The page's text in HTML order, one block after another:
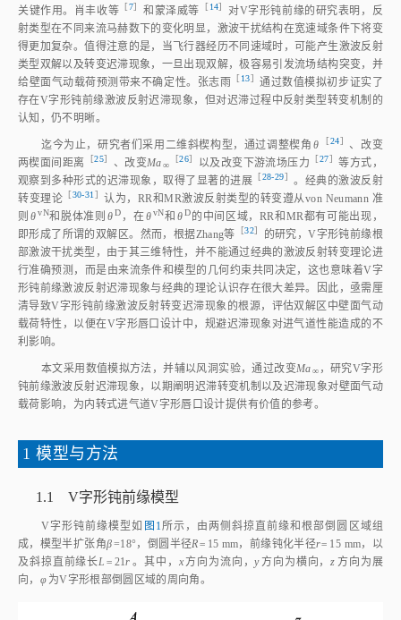
关键作用。肖丰收等 ［7］和蒙泽威等 ［ 14］ 对V字形钝前缘的研究表明，反
射类型在不同来流马赫数下的变化明显，激波干扰结构在宽速域条件下将变
得更加复杂。值得注意的是，当飞行器经历不同速域时，可能产生激波反射
类型双解以及转变迟滞现象，一旦出现双解，极容易引发流场结构突变，并
给壁面气动载荷预测带来不确定性。张志雨 ［ 13］通过数值模拟初步证实了
存在V字形钝前缘激波反射迟滞现象，但对迟滞过程中反射类型转变机制的
认知，仍不明晰。
迄今为止，研究者们采用二维斜楔构型，通过调整楔角 θ ［24］ 、改变
两楔面间距离 ［25］ 、改变Ma ∞
［26］ 以及改变下游流场压力 ［27］等方式，
观察到多种形式的迟滞现象，取得了显著的进展 ［28‑29］ 。经典的激波反射
转变理论 ［30‑31］认为，RR和MR激波反射类型的转变遵从von Neumann 准
则 θ vN和脱体准则 θ D ，在θvN和 θ D的中间区域，RR和MR都有可能出现，
即形成了所谓的双解区。然而，根据Zhang等 ［32］
的研究，V字形钝前缘根
部激波干扰类型，由于其三维特性，并不能通过经典的激波反射转变理论进
行准确预测，而是由来流条件和模型的几何约束共同决定，这也意味着V字
形钝前缘激波反射迟滞现象与经典的理论认识存在很大差异。因此，亟需厘
清导致V字形钝前缘激波反射转变迟滞现象的根源，评估双解区中壁面气动
载荷特性，以便在V字形唇口设计中，规避迟滞现象对进气道性能造成的不
利影响。
本文采用数值模拟方法，并辅以风洞实验，通过改变Ma ∞ ，研究V字形
钝前缘激波反射迟滞现象，以期阐明迟滞转变机制以及迟滞现象对壁面气动
载荷影响，为内转式进气道V字形唇口设计提供有价值的参考。
1 模型与方法
1.1 V字形钝前缘模型
V字形钝前缘模型如 图1所示，由两侧斜掠直前缘和根部倒圆区域组
成，模型半扩张角β=18°，倒圆半径R= 15 mm，前缘钝化半径r= 15 mm，以
及斜掠直前缘长L= 21r 。其中， x方向为流向，y方向为横向，z 方向为展
向， φ 为V字形根部倒圆区域的周向角。